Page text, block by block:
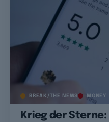
BREAK/THE NEWS MONEY
Krieg der Sterne: